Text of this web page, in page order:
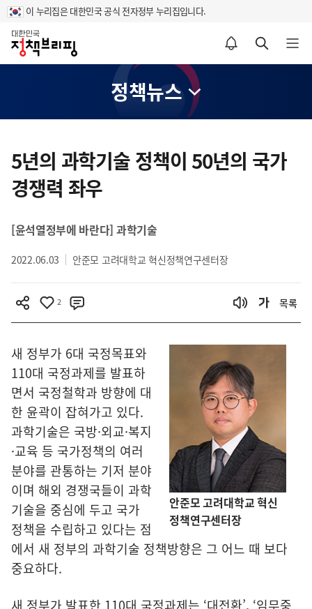
이 누리집은 대한민국 공식 전자정부 누리집입니다.
홈
알림설정 바로가기 검색 바로가기 메뉴 열기
정책뉴스
텐
츠
영
5년의 과학기술 정책이 50년의 국가
경쟁력 좌우
[윤석열정부에 바란다] 과학기술
2022.06.03 안준모 고려대학교 혁신정책연구센터장
2 목록
안준모 고려대학교 혁신
정책연구센터장
새 정부가 6대 국정목표와
110대 국정과제를 발표하
면서 국정철학과 방향에 대
한 윤곽이 잡혀가고 있다.
과학기술은 국방·외교·복지
·교육 등 국가정책의 여러
분야를 관통하는 기저 분야
이며 해외 경쟁국들이 과학
기술을 중심에 두고 국가
정책을 수립하고 있다는 점
에서 새 정부의 과학기술 정책방향은 그 어느 때 보다
중요하다.
새 정부가 발표한 110대 국정과제는 ‘대전환’, ‘임무중